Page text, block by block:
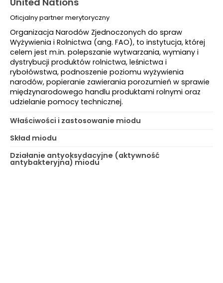
Oficjalny partner merytoryczny
Organizacja Narodów Zjednoczonych do spraw
Wyżywienia i Rolnictwa (ang. FAO), to instytucja, której
celem jest m.in. polepszanie wytwarzania, wymiany i
dystrybucji produktów rolnictwa, leśnictwa i
rybołówstwa, podnoszenie poziomu wyżywienia
narodów, popieranie zawierania porozumień w sprawie
międzynarodowego handlu produktami rolnymi oraz
udzielanie pomocy technicznej.
Właściwości i zastosowanie miodu
Skład miodu
Działanie antyoksydacyjne (aktywność
antybakteryjna) miodu